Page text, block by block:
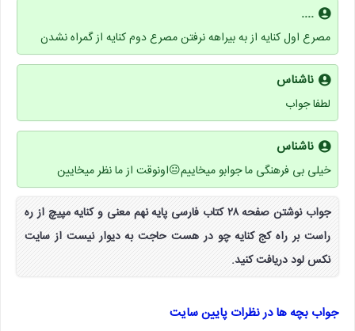
....
مصرع اول کنایه از به بیراهه نرفتن مصرع دوم کنایه از گمراه نشدن
ناشناس
لطفا جواب
ناشناس
خیلی بی فرهنگی ما جوابو میخاییم😐اونوقت از ما نظر میخایین
جواب نوشتن صفحه ۲۸ کتاب فارسی پایه نهم معنی و کنایه مپیچ از ره
راست بر راه کج کنایه چو در هست حاجت به دیوار نیست از سایت
نکس لود دریافت کنید.
جواب بچه ها در نظرات پایین سایت